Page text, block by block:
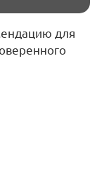
для